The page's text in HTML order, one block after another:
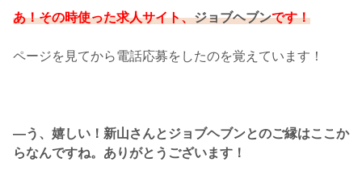
あ！その時使った求人サイト、ジョブヘブンです！
ページを見てから電話応募をしたのを覚えています！
―う、嬉しい！新山さんとジョブヘブンとのご縁はここか
らなんですね。ありがとうございます！